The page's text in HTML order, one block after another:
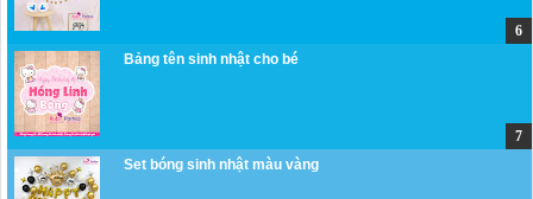
Bảng tên sinh nhật cho bé
Set bóng sinh nhật màu vàng